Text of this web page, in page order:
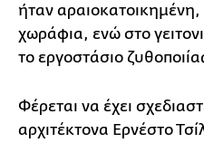
ήταν
χωράφια, ενώ στο
το εργοστάσιο
Φέρεται να έχει
αρχιτέκτονα Ερνέστο